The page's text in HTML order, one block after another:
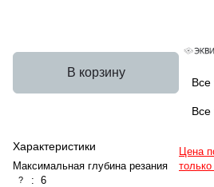
В корзину
Характеристики
Максимальная глубина резания
? : 6
Все
Все
Цена